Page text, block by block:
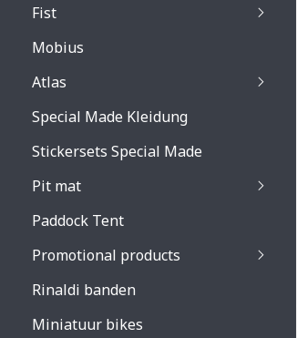
Fist
Mobius
Atlas
Special Made Kleidung
Stickersets Special Made
Pit mat
Paddock Tent
Promotional products
Rinaldi banden
Miniatuur bikes